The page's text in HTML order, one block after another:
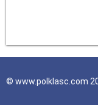
© www.polklasc.com